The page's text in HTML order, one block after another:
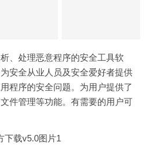
、处理恶意程序的安全工具软
安全从业人员及安全爱好者提供
程序的安全问题。为用户提供了
件管理等功能。有需要的用户可